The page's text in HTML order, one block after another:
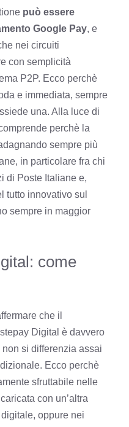
può essere
Google Pay, e
nei circuiti
con semplicità
P2P. Ecco perchè
e immediata, sempre
una. Alla luce di
perchè la
sempre più
in particolare fra chi
di Poste Italiane e,
tutto innovativo sul
sempre in maggior
come
che il
Digital è davvero
si differenzia assai
Ecco perchè
sfruttabile nelle
con un’altra
oppure nei